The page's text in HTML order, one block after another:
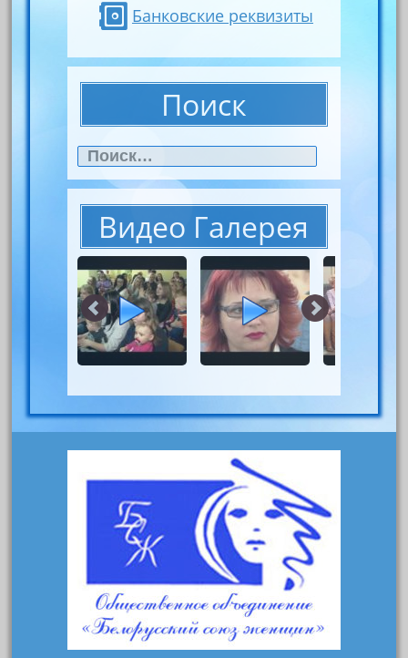
Банковские реквизиты
Поиск
Найти:
Видео Галерея